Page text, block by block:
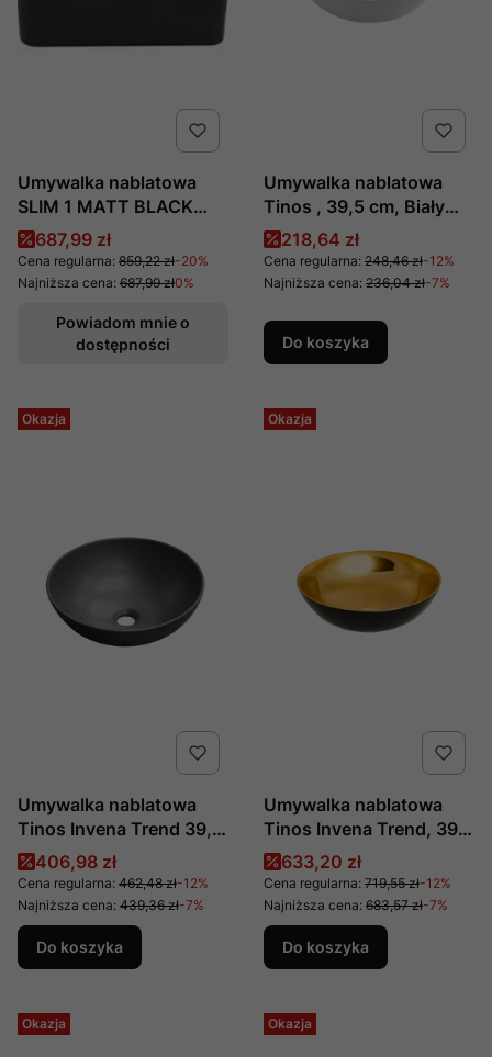
Umywalka nablatowa
SLIM 1 MATT BLACK
UM- 6276 produkcji
COMAD
Cena promocyjna
687,99 zł
Cena regularna: 859,22 zł-20%
Najniższa cena: 687,99 zł0%
Powiadom mnie o
dostępności
Umywalka nablatowa
Tinos , 39,5 cm, Biały
CE-43-011 producent
Invena
Cena promocyjna
218,64 zł
Cena regularna: 248,46 zł-12%
Najniższa cena: 236,04 zł-7%
Do koszyka
Okazja
Umywalka nablatowa
Tinos Invena Trend 39,5
cm, Czarny Półmat CE-
43-005
Cena promocyjna
406,98 zł
Cena regularna: 462,48 zł-12%
Najniższa cena: 439,36 zł-7%
Do koszyka
Okazja
Umywalka nablatowa
Tinos Invena Trend, 39,5
cm, Czarno-Złota Połysk
CE-43-027
Cena promocyjna
633,20 zł
Cena regularna: 719,55 zł-12%
Najniższa cena: 683,57 zł-7%
Do koszyka
Okazja Okazja